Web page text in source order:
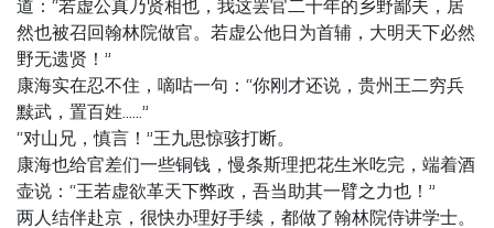
道：“若虚公真乃贤相也，我这罢官二十年的乡野鄙夫，居
然也被召回翰林院做官。若虚公他日为首辅，大明天下必然
野无遗贤！”
康海实在忍不住，嘀咕一句：“你刚才还说，贵州王二穷兵
黩武，置百姓……”
“对山兄，慎言！”王九思惊骇打断。
康海也给官差们一些铜钱，慢条斯理把花生米吃完，端着酒
壶说：“王若虚欲革天下弊政，吾当助其一臂之力也！”
两人结伴赴京，很快办理好手续，都做了翰林院侍讲学士。